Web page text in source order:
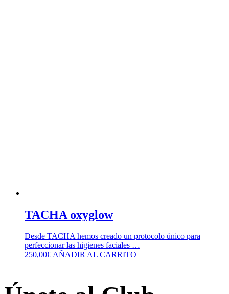
TACHA oxyglow
Desde TACHA hemos creado un protocolo único para
perfeccionar las higienes faciales …
250,00€AÑADIR AL CARRITO